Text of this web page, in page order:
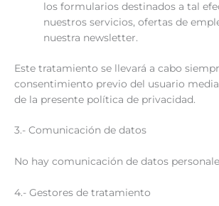
los formularios destinados a tal
nuestros servicios, ofertas de
nuestra newsletter.
Este tratamiento se llevará a cabo
consentimiento previo del usuario
de la presente política de privacidad.
3.- Comunicación de datos
No hay comunicación de datos
4.- Gestores de tratamiento